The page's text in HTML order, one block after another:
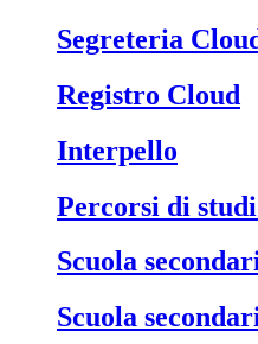
Segreteria
Registro Cloud
Interpello
Percorsi di
Scuola
Scuola